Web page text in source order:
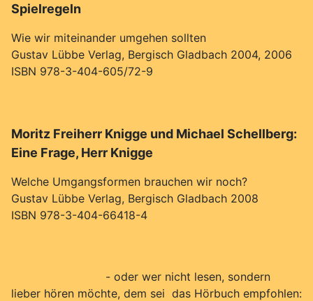
Spielregeln
Wie wir miteinander umgehen sollten
Gustav Lübbe Verlag, Bergisch Gladbach 2004, 2006
ISBN 978-3-404-605/72-9
Moritz Freiherr Knigge und Michael Schellberg:
Eine Frage, Herr Knigge
Welche Umgangsformen brauchen wir noch?
Gustav Lübbe Verlag, Bergisch Gladbach 2008
ISBN 978-3-404-66418-4
- oder wer nicht lesen, sondern
lieber hören möchte, dem sei das Hörbuch empfohlen: